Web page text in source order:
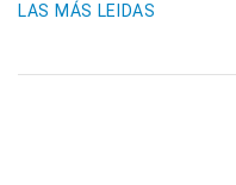
LAS MÁS LEIDAS